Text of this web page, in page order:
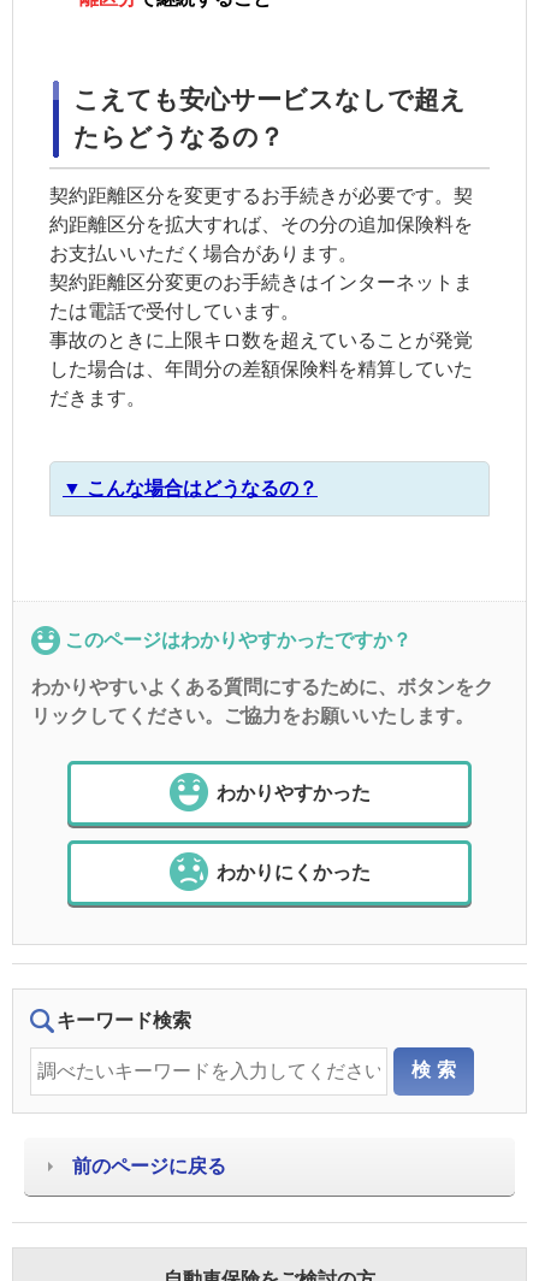
こえても安心サービスなしで超え
たらどうなるの？
契約距離区分を変更するお手続きが必要です。 契
約距離区分を拡大すれば、その分の追加保険料を
お支払いいただく場合があります。
契約距離区分変更のお手続きはインターネットま
たは電話で受付しています。
事故のときに上限キロ数を超えていることが発覚
した場合は、年間分の差額保険料を精算していた
だきます。
▼ こんな場合はどうなるの？
このページはわかりやすかったですか？
わかりやすいよくある質問にするために、ボタンをク
リックしてください。ご協力をお願いいたします。
わかりやすかった
わかりにくかった
キーワード検索
前のページに戻る